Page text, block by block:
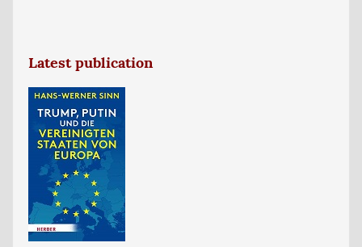
Latest publication